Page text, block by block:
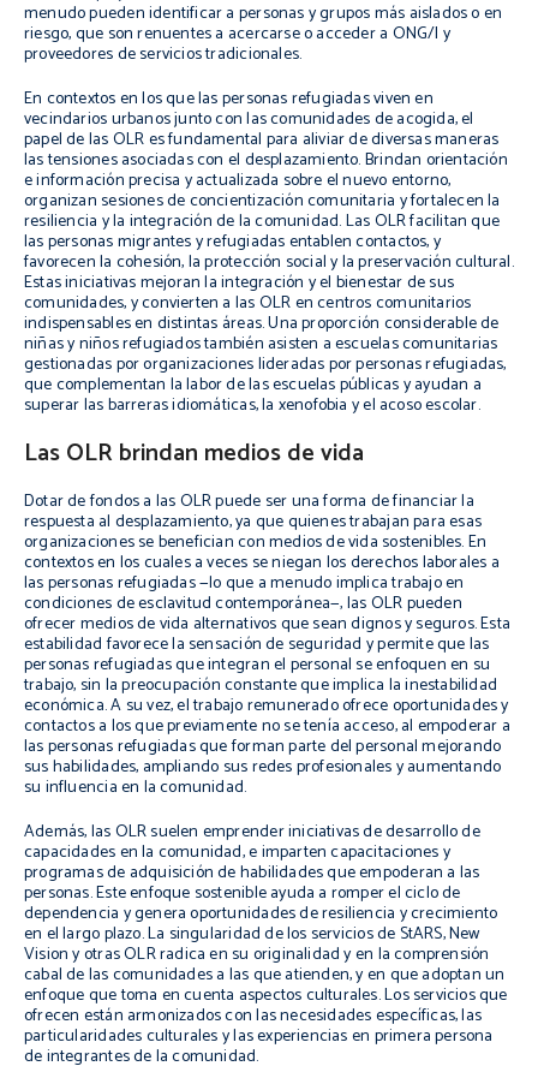
menudo pueden identificar a personas y grupos más aislados o en
riesgo, que son renuentes a acercarse o acceder a ONG/I y
proveedores de servicios tradicionales.
En contextos en los que las personas refugiadas viven en
vecindarios urbanos junto con las comunidades de acogida, el
papel de las OLR es fundamental para aliviar de diversas maneras
las tensiones asociadas con el desplazamiento. Brindan orientación
e información precisa y actualizada sobre el nuevo entorno,
organizan sesiones de concientización comunitaria y fortalecen la
resiliencia y la integración de la comunidad. Las OLR facilitan que
las personas migrantes y refugiadas entablen contactos, y
favorecen la cohesión, la protección social y la preservación cultural.
Estas iniciativas mejoran la integración y el bienestar de sus
comunidades, y convierten a las OLR en centros comunitarios
indispensables en distintas áreas. Una proporción considerable de
niñas y niños refugiados también asisten a escuelas comunitarias
gestionadas por organizaciones lideradas por personas refugiadas,
que complementan la labor de las escuelas públicas y ayudan a
superar las barreras idiomáticas, la xenofobia y el acoso escolar.
Las OLR brindan medios de vida
Dotar de fondos a las OLR puede ser una forma de financiar la
respuesta al desplazamiento, ya que quienes trabajan para esas
organizaciones se benefician con medios de vida sostenibles. En
contextos en los cuales a veces se niegan los derechos laborales a
las personas refugiadas —lo que a menudo implica trabajo en
condiciones de esclavitud contemporánea—, las OLR pueden
ofrecer medios de vida alternativos que sean dignos y seguros. Esta
estabilidad favorece la sensación de seguridad y permite que las
personas refugiadas que integran el personal se enfoquen en su
trabajo, sin la preocupación constante que implica la inestabilidad
económica. A su vez, el trabajo remunerado ofrece oportunidades y
contactos a los que previamente no se tenía acceso, al empoderar a
las personas refugiadas que forman parte del personal mejorando
sus habilidades, ampliando sus redes profesionales y aumentando
su influencia en la comunidad.
Además, las OLR suelen emprender iniciativas de desarrollo de
capacidades en la comunidad, e imparten capacitaciones y
programas de adquisición de habilidades que empoderan a las
personas. Este enfoque sostenible ayuda a romper el ciclo de
dependencia y genera oportunidades de resiliencia y crecimiento
en el largo plazo. La singularidad de los servicios de StARS, New
Vision y otras OLR radica en su originalidad y en la comprensión
cabal de las comunidades a las que atienden, y en que adoptan un
enfoque que toma en cuenta aspectos culturales. Los servicios que
ofrecen están armonizados con las necesidades específicas, las
particularidades culturales y las experiencias en primera persona
de integrantes de la comunidad.